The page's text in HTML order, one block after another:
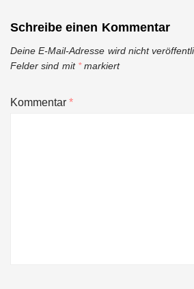
Schreibe einen Kommentar
Deine E-Mail-Adresse wird nicht
Felder sind mit *markiert
Kommentar*